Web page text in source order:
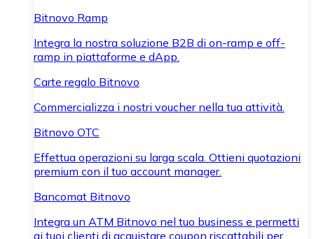
Bitnovo Ramp
Integra la nostra soluzione B2B di on-ramp e off-
ramp in piattaforme e dApp.
Carte regalo Bitnovo
Commercializza i nostri voucher nella tua attività.
Bitnovo OTC
Effettua operazioni su larga scala. Ottieni quotazioni
premium con il tuo account manager.
Bancomat Bitnovo
Integra un ATM Bitnovo nel tuo business e permetti
ai tuoi clienti di acquistare coupon riscattabili per